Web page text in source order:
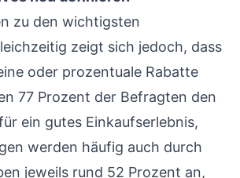
zu den wichtigsten
zeigt sich jedoch, dass
oder prozentuale Rabatte
77 Prozent der Befragten den
ein gutes Einkaufserlebnis,
werden häufig auch durch
jeweils rund 52 Prozent an,